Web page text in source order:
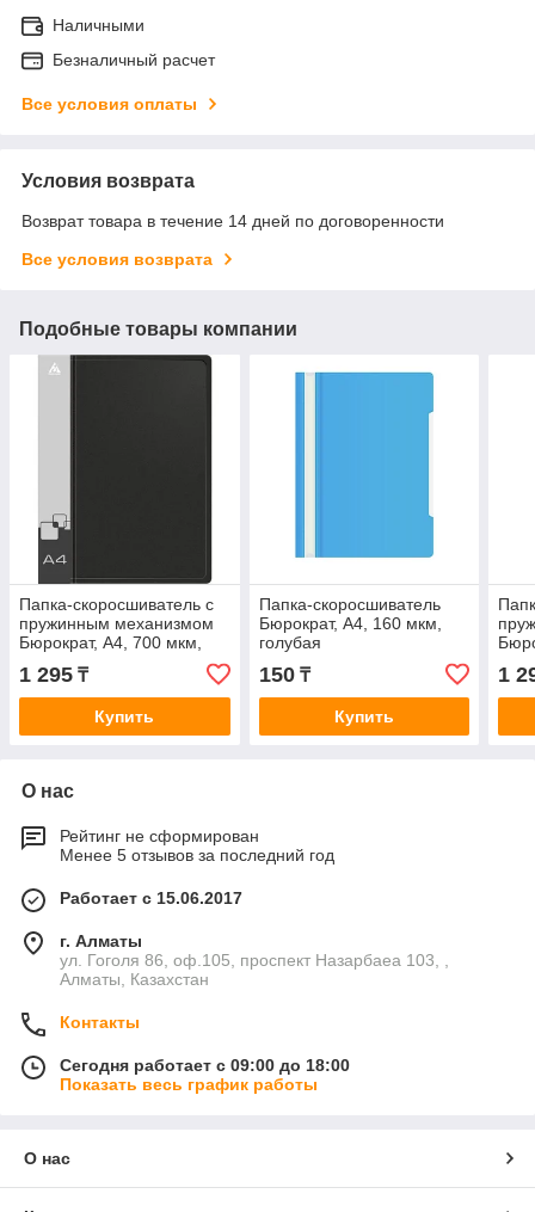
Наличными
Безналичный расчет
Все условия оплаты
Условия возврата
Возврат товара в течение 14 дней по договоренности
Все условия возврата
Подобные товары компании
Папка-скоросшиватель с
пружинным механизмом
Бюрократ, А4, 700 мкм,
внут. и торц. карман,
черная Код
1 295 ₸
Купить
Папка-скоросшиватель
Бюрократ, А4, 160 мкм,
голубая
150₸
Купить
1
О нас
Рейтинг не сформирован
Менее 5 отзывов за последний год
Работает с 15.06.2017
г. Алматы
ул. Гоголя 86, оф.105, проспект Назарбаеа 103, ,
Алматы, Казахстан
Контакты
Сегодня работает с 09:00 до 18:00
Показать весь график работы
О нас